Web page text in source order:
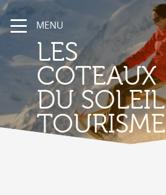
MENU
LES
COTEAUX
DU SOLEIL
TOURISME